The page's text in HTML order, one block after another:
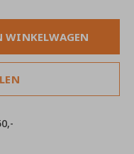
WINKELWAGEN